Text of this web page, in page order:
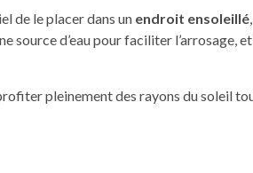
de le placer dans un endroit ensoleillé
source d’eau pour faciliter l’arrosage, et
pleinement des rayons du soleil